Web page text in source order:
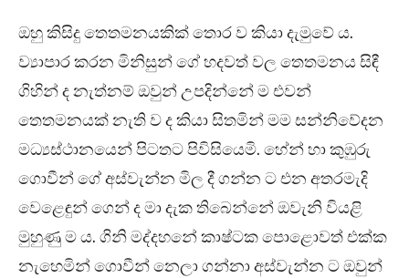
ඔහු කිසිදු තෙතමනයකික් තොර ව කියා දැමුවේ ය.
ව්‍යාපාර කරන මිනිසුන් ගේ හදවත් වල තෙතමනය සිඳී
ගිහින් ද නැත්නම් ඔවුන් උපදින්නේ ම එවන්
තෙතමනයක් නැති ව ද කියා සිතමින් මම සන්නිවේදන
මධ්‍යස්ථානයෙන් පිටතට පිවිසියෙමි. හේන් හා කුඹුරු
ගොවීන් ගේ අස්වැන්න මිල දී ගන්න ට එන අතරමැදි
වෙළෙඳුන් ගෙන් ද මා දැක තිබෙන්නේ ඔවැනි වියළි
මුහුණු ම ය. ගිනි මද්දහනේ කාෂ්ටක පොළොවත් එක්ක
නැහෙමින් ගොවීන් නෙලා ගන්නා අස්වැන්න ට ඔවුන්